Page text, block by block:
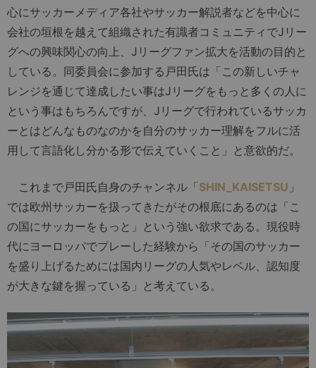
心にサッカーメディア各社やサッカー解説者などを中心に
会社の垣根を越えて組織された有識者コミュニティでJリー
グへの興味関心の向上、Jリーグファン拡大を活動の目的と
している。同委員会に参加する戸田氏は「この新しいチャ
レンジを通じて達成したい事はJリーグをもっと多くの人に
という事はもちろんですが、Jリーグで行われているサッカ
ーとはどんなものなのかを自分のサッカー理解をフルに活
用して言語化し分かる形で伝えていくこと」と意欲的だ。
これまで戸田氏自身のチャンネル「SHIN_KAISETSU 」
では欧州サッカーを扱ってきたがその根底にあるのは「こ
の国にサッカーをもっと」という強い欲求である。現役時
代にヨーロッパでプレーした経験から「その国のサッカー
を盛り上げるためには国内リーグの人気やレベル、認知度
が大きな鍵を握っている」と考えている。